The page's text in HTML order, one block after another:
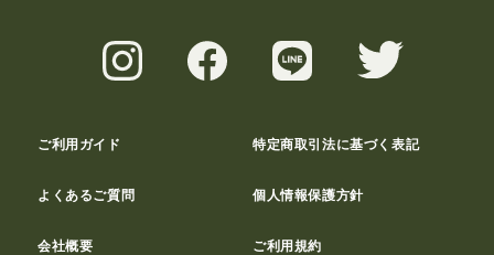
ご利用ガイド 特定商取引法に基づく表記
よくあるご質問 個人情報保護方針
会社概要 ご利用規約